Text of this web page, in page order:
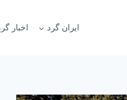
ایران گرد اخبار